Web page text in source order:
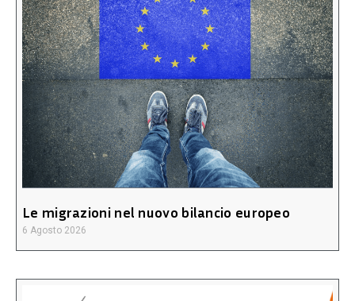
Le migrazioni nel nuovo bilancio europeo
6 Agosto 2026